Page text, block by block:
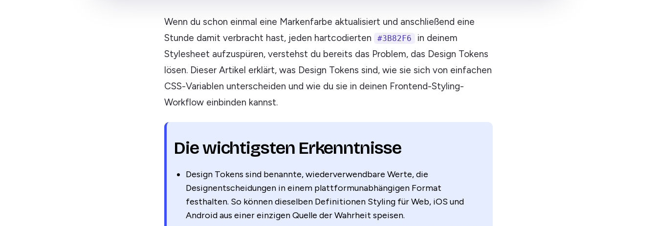
Wenn du schon einmal eine Markenfarbe aktualisiert und anschließend eine
Stunde damit verbracht hast, jeden hartcodierten
#3B82F6
in deinem
Stylesheet aufzuspüren, verstehst du bereits das Problem, das Design Tokens
lösen. Dieser Artikel erklärt, was Design Tokens sind, wie sie sich von einfachen
CSS-Variablen unterscheiden und wie du sie in deinen Frontend-Styling-
Workflow einbinden kannst.
Die wichtigsten Erkenntnisse
Design Tokens sind benannte, wiederverwendbare Werte, die
Designentscheidungen in einem plattformunabhängigen Format
festhalten. So können dieselben Definitionen Styling für Web, iOS und
Android aus einer einzigen Quelle der Wahrheit speisen.